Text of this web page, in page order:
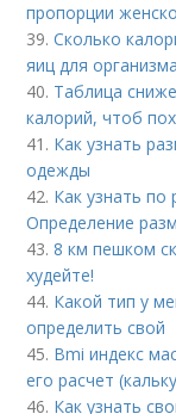
пропорции
39.Сколько
яиц для организма
40. Таблица
калорий, чтоб
41. Как узнать
одежды
42. Как узнать по
Определение
43.8 км пешком
худейте!
44. Какой тип у
определить свой
45. Bmi индекс
его расчет
46. Как узнать